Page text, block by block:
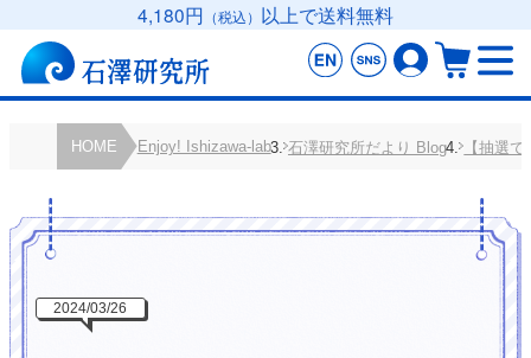
4,180円 （税込） 以上で送料無料
HOME Enjoy! Ishizawa-lab 石澤研究所だより Blog 【抽選
2024/03/26